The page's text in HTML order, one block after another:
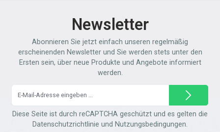
Newsletter
Abonnieren Sie jetzt einfach unseren regelmäßig
erscheinenden Newsletter und Sie werden stets unter den
Ersten sein, über neue Produkte und Angebote informiert
werden.
Mail-
Adresse*
Diese Seite ist durch reCAPTCHA geschützt und es gelten die
Datenschutzrichtlinie und Nutzungsbedingungen.